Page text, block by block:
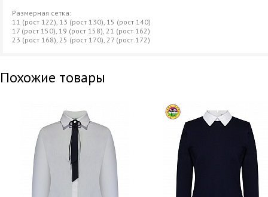
Размерная сетка:
11 (рост 122), 13 (рост 130), 15 (рост 140)
17 (рост 150), 19 (рост 158), 21 (рост 162)
23 (рост 168), 25 (рост 170), 27 (рост 172)
Похожие товары